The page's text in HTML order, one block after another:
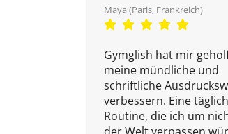
Maya (Paris, Frankreich)
Gymglish hat mir
meine mündliche und
schriftliche
verbessern. Eine
Routine, die ich um